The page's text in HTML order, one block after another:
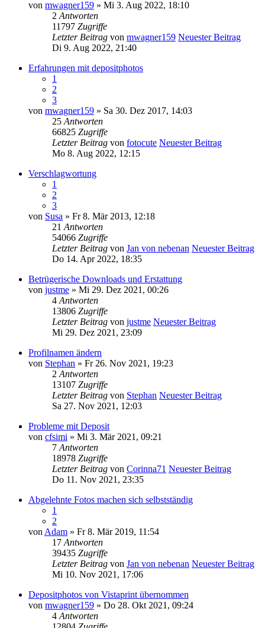
von mwagner159 » Mi 3. Aug 2022, 18:10
2 Antworten
11797 Zugriffe
Letzter Beitrag von mwagner159 Neuester Beitrag
Di 9. Aug 2022, 21:40
Erfahrungen mit depositphotos
1
2
3
von mwagner159 » Sa 30. Dez 2017, 14:03
25 Antworten
66825 Zugriffe
Letzter Beitrag von fotocute Neuester Beitrag
Mo 8. Aug 2022, 12:15
Verschlagwortung
1
2
3
von Susa » Fr 8. Mär 2013, 12:18
21 Antworten
54066 Zugriffe
Letzter Beitrag von Jan von nebenan Neuester Beitrag
Do 14. Apr 2022, 18:35
Betrügerische Downloads und Erstattung
von justme » Mi 29. Dez 2021, 00:26
4 Antworten
13806 Zugriffe
Letzter Beitrag von justme Neuester Beitrag
Mi 29. Dez 2021, 23:09
Profilnamen ändern
von Stephan » Fr 26. Nov 2021, 19:23
2 Antworten
13107 Zugriffe
Letzter Beitrag von Stephan Neuester Beitrag
Sa 27. Nov 2021, 12:03
Probleme mit Deposit
von cfsimi » Mi 3. Mär 2021, 09:21
7 Antworten
18978 Zugriffe
Letzter Beitrag von Corinna71 Neuester Beitrag
Do 11. Nov 2021, 23:35
Abgelehnte Fotos machen sich selbstständig
1
2
von Adam » Fr 8. Mär 2019, 11:54
17 Antworten
39435 Zugriffe
Letzter Beitrag von Jan von nebenan Neuester Beitrag
Mi 10. Nov 2021, 17:06
Depositphotos von Vistaprint übernommen
von mwagner159 » Do 28. Okt 2021, 09:24
4 Antworten